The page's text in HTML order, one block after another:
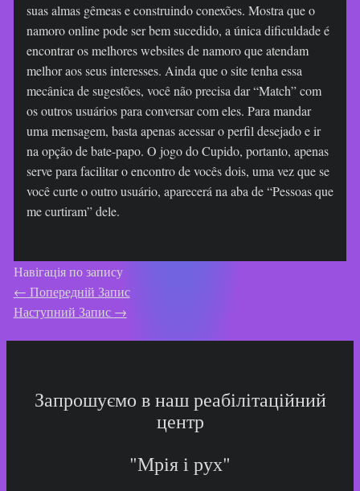
suas almas gêmeas e construindo conexões. Mostra que o
namoro online pode ser bem sucedido, a única dificuldade é
encontrar os melhores websites de namoro que atendam
melhor aos seus interesses. Ainda que o site tenha essa
mecânica de sugestões, você não precisa dar “Match” com
os outros usuários para conversar com eles. Para mandar
uma mensagem, basta apenas acessar o perfil desejado e ir
na opção de bate-papo. O jogo do Cupido, portanto, apenas
serve para facilitar o encontro de vocês dois, uma vez que se
você curte o outro usuário, aparecerá na aba de “Pessoas que
me curtiram” dele.
Навігація по запису
← Попередній Запис
Наступний Запис →
Запрошуємо в наш реабілітаційний
центр
"Мрія і рух"